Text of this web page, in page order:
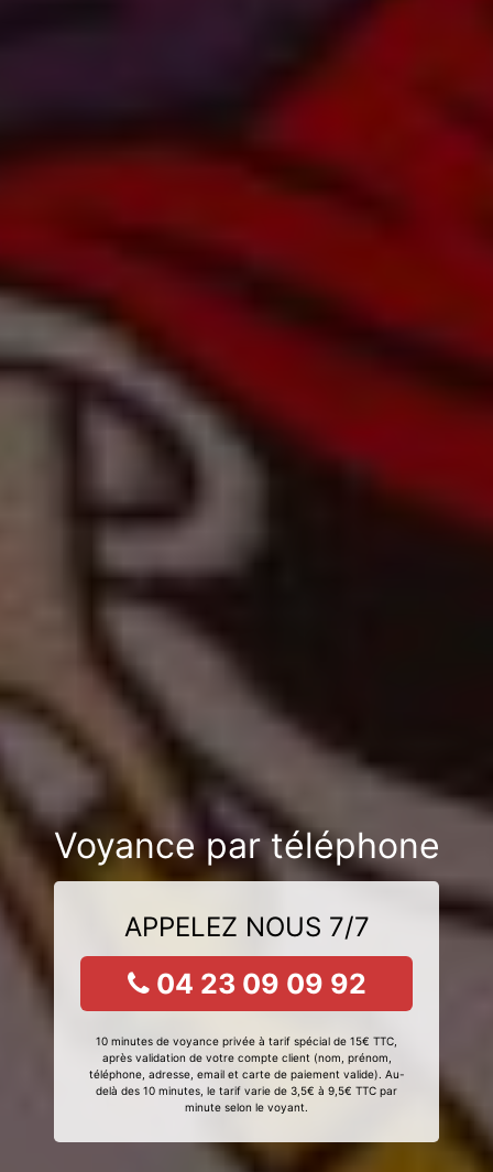
Voyance par téléphone
APPELEZ NOUS 7/7
04 23 09 09 92
10 minutes de voyance privée à tarif spécial de 15€ TTC,
après validation de votre compte client (nom, prénom,
téléphone, adresse, email et carte de paiement valide). Au-
delà des 10 minutes, le tarif varie de 3,5€ à 9,5€ TTC par
minute selon le voyant.